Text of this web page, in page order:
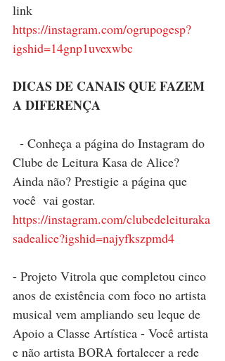
link
https://instagram.com/ogrupogesp?
igshid=14gnp1uvexwbc
DICAS DE CANAIS QUE FAZEM
A DIFERENÇA
- Conheça a página do Instagram do
Clube de Leitura Kasa de Alice?
Ainda não? Prestigie a página que
você  vai gostar.
https://instagram.com/clubedeleituraka
sadealice?igshid=najyfkszpmd4
- Projeto Vitrola que completou cinco
anos de existência com foco no artista
musical vem ampliando seu leque de
Apoio a Classe Artística - Você artista
e não artista BORA fortalecer a rede